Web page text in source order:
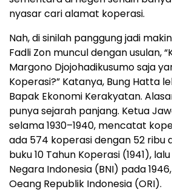
nyasar cari alamat koperasi.
Nah, di sinilah panggung jadi
Fadli Zon muncul dengan usulan,
Margono Djojohadikusumo saja
Koperasi?” Katanya, Bung Hatta
Bapak Ekonomi Kerakyatan.
punya sejarah panjang. Ketua
selama 1930–1940, mencatat
ada 574 koperasi dengan 52 ribu
buku 10 Tahun Koperasi (1941),
Negara Indonesia (BNI) pada
Oeang Republik Indonesia (ORI).